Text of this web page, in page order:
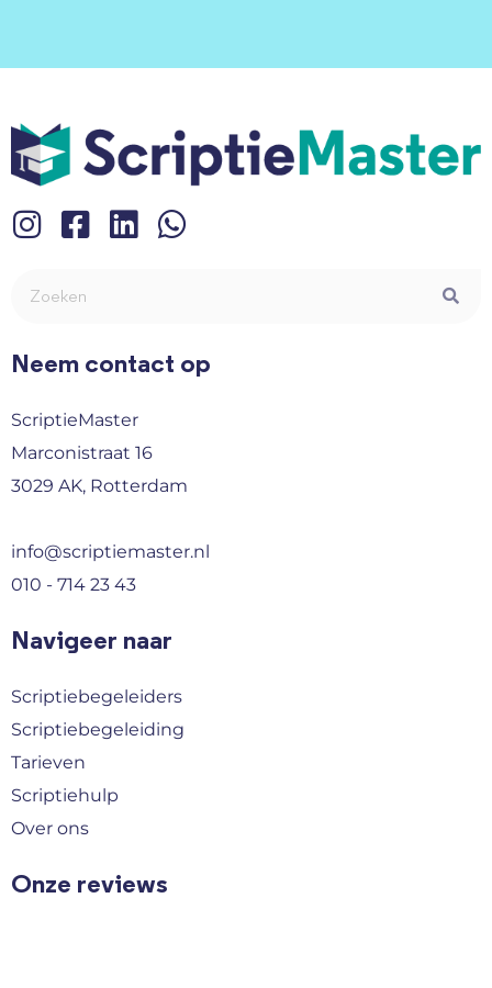
Neem contact op
ScriptieMaster
Marconistraat 16
3029 AK, Rotterdam
info@scriptiemaster.nl
010 - 714 23 43
Navigeer naar
Scriptiebegeleiders
Scriptiebegeleiding
Tarieven
Scriptiehulp
Over ons
Onze reviews